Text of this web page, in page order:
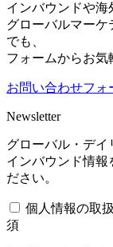
インバウンドや海
グローバルマー
でも、
フォームからお気
お問い合わせフォ
Newsletter
グローバル・デイ
インバウンド情報
ださい。
個人情報の取
須